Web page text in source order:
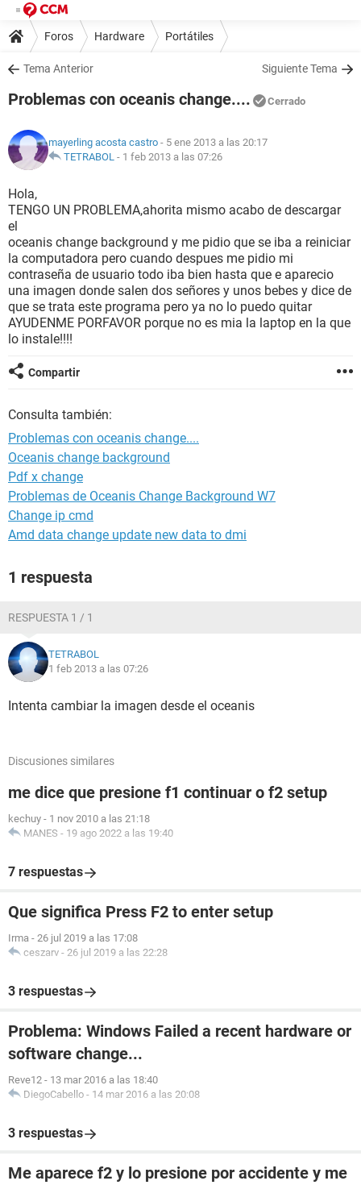
Foros Hardware Portátiles
Tema Anterior Siguiente Tema
Problemas con oceanis change.... Cerrado
mayerling acosta castro - 5 ene 2013 a las 20:17
TETRABOL - 1 feb 2013 a las 07:26
Hola,
TENGO UN PROBLEMA,ahorita mismo acabo de descargar
el
oceanis change background y me pidio que se iba a reiniciar
la computadora pero cuando despues me pidio mi
contraseña de usuario todo iba bien hasta que e aparecio
una imagen donde salen dos señores y unos bebes y dice de
que se trata este programa pero ya no lo puedo quitar
AYUDENME PORFAVOR porque no es mia la laptop en la que
lo instale!!!!
Compartir
Consulta también:
Problemas con oceanis change....
Oceanis change background
Pdf x change
Problemas de Oceanis Change Background W7
Change ip cmd
Amd data change update new data to dmi
1 respuesta
RESPUESTA 1 / 1
TETRABOL
1 feb 2013 a las 07:26
Intenta cambiar la imagen desde el oceanis
Discusiones similares
me dice que presione f1 continuar o f2 setup
kechuy - 1 nov 2010 a las 21:18
MANES - 19 ago 2022 a las 19:40
7 respuestas
Que significa Press F2 to enter setup
Irma - 26 jul 2019 a las 17:08
ceszarv - 26 jul 2019 a las 22:28
3 respuestas
Problema: Windows Failed a recent hardware or
software change...
Reve12 - 13 mar 2016 a las 18:40
DiegoCabello - 14 mar 2016 a las 20:08
3 respuestas
Me aparece f2 y lo presione por accidente y me